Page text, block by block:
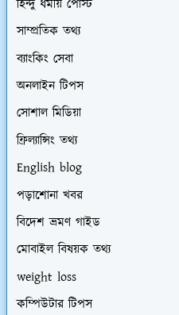
হিন্দু ধর্মীয় পোস্ট
সাম্প্রতিক তথ্য
ব্যাংকিং সেবা
অনলাইন টিপস
সোশাল মিডিয়া
ফ্রিল্যান্সিং তথ্য
English blog
পড়াশোনা খবর
বিদেশ ভ্রমণ গাইড
মোবাইল বিষয়ক তথ্য
weight loss
কম্পিউটার টিপস